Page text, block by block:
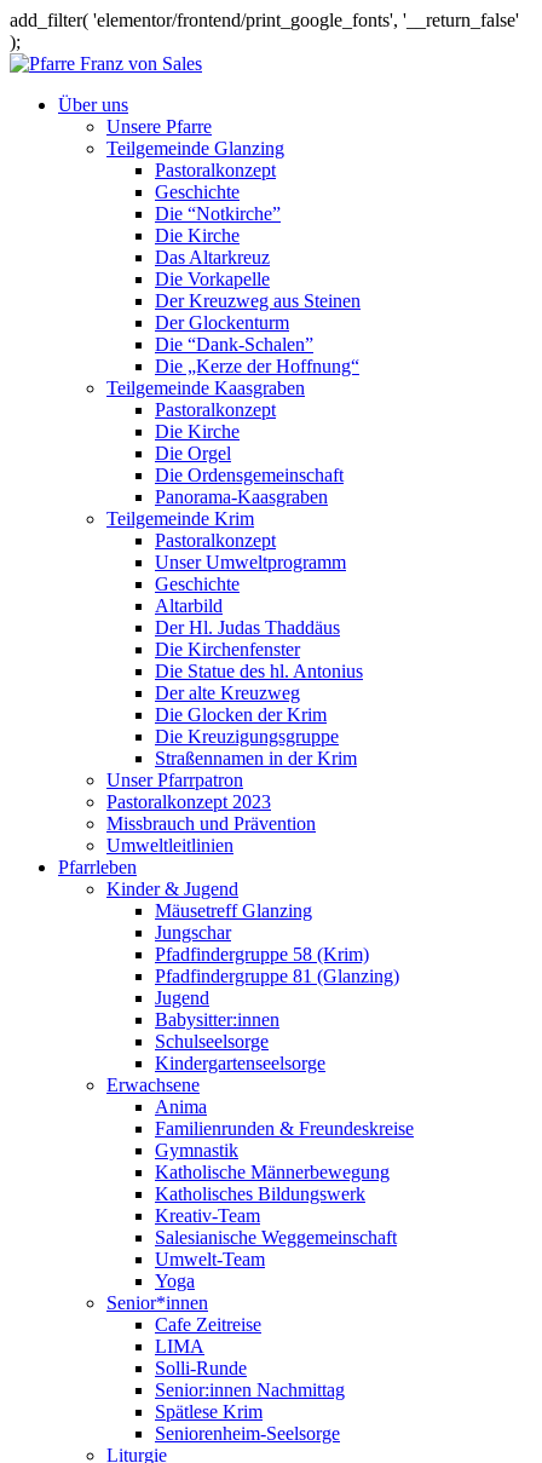
add_filter( 'elementor/frontend/print_google_fonts', '__return_false'
);
Über uns
Unsere Pfarre
Teilgemeinde Glanzing
Pastoralkonzept
Geschichte
Die “Notkirche”
Die Kirche
Das Altarkreuz
Die Vorkapelle
Der Kreuzweg aus Steinen
Der Glockenturm
Die “Dank-Schalen”
Die „Kerze der Hoffnung“
Teilgemeinde Kaasgraben
Pastoralkonzept
Die Kirche
Die Orgel
Die Ordensgemeinschaft
Panorama-Kaasgraben
Teilgemeinde Krim
Pastoralkonzept
Unser Umweltprogramm
Geschichte
Altarbild
Der Hl. Judas Thaddäus
Die Kirchenfenster
Die Statue des hl. Antonius
Der alte Kreuzweg
Die Glocken der Krim
Die Kreuzigungsgruppe
Straßennamen in der Krim
Unser Pfarrpatron
Pastoralkonzept 2023
Missbrauch und Prävention
Umweltleitlinien
Pfarrleben
Kinder & Jugend
Mäusetreff Glanzing
Jungschar
Pfadfindergruppe 58 (Krim)
Pfadfindergruppe 81 (Glanzing)
Jugend
Babysitter:innen
Schulseelsorge
Kindergartenseelsorge
Erwachsene
Anima
Familienrunden & Freundeskreise
Gymnastik
Katholische Männerbewegung
Katholisches Bildungswerk
Kreativ-Team
Salesianische Weggemeinschaft
Umwelt-Team
Yoga
Senior*innen
Cafe Zeitreise
LIMA
Solli-Runde
Senior:innen Nachmittag
Spätlese Krim
Seniorenheim-Seelsorge
Liturgie